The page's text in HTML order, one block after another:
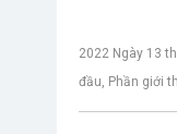
2022 Ngày 13
đầu, Phần giới